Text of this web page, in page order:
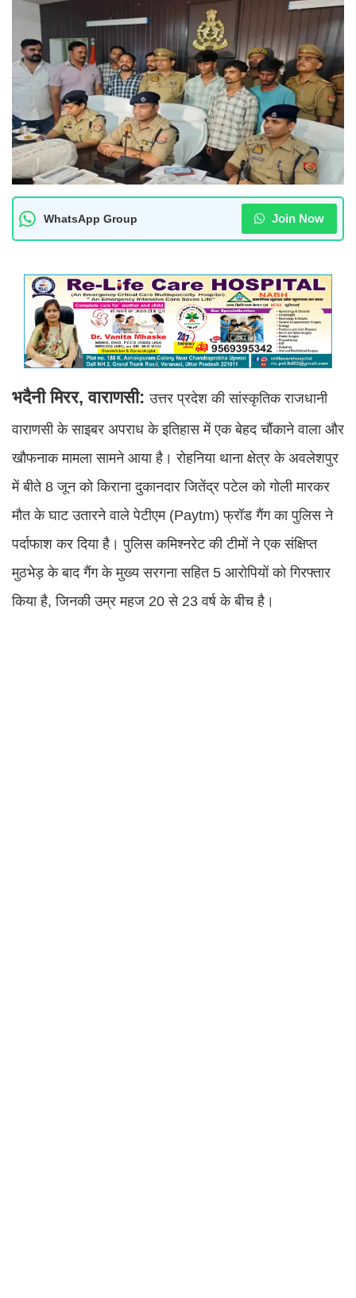
WhatsApp Group Join Now
भदैनी मिरर, वाराणसी: उत्तर प्रदेश की सांस्कृतिक राजधानी
वाराणसी के साइबर अपराध के इतिहास में एक बेहद चौंकाने वाला और
खौफनाक मामला सामने आया है। रोहनिया थाना क्षेत्र के अवलेशपुर
में बीते 8 जून को किराना दुकानदार जितेंद्र पटेल को गोली मारकर
मौत के घाट उतारने वाले पेटीएम (Paytm) फ्रॉड गैंग का पुलिस ने
पर्दाफाश कर दिया है। पुलिस कमिश्नरेट की टीमों ने एक संक्षिप्त
मुठभेड़ के बाद गैंग के मुख्य सरगना सहित 5 आरोपियों को गिरफ्तार
किया है, जिनकी उम्र महज 20 से 23 वर्ष के बीच है।